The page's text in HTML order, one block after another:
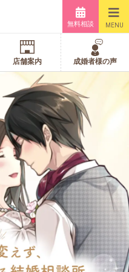
無料相談 MENU
店舗案内 成婚者様の声